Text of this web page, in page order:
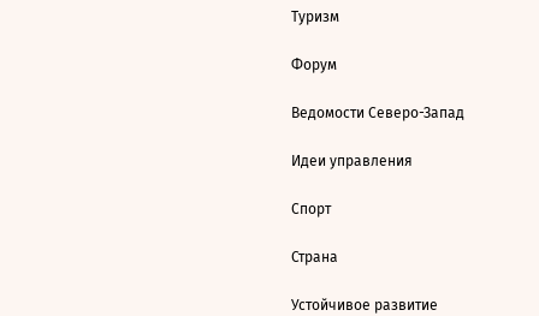
Туризм
Форум
Ведомости Северо-Запад
Идеи управления
Спорт
Страна
Устойчивое развитие